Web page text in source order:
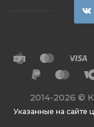
2014-2026 ©
Указанные на сайте